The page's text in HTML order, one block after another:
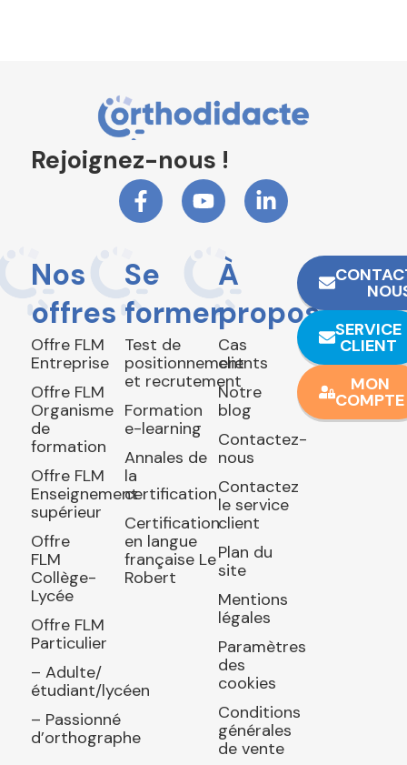
Rejoignez-nous !
Nos
offres
Offre FLM
Entreprise
Offre FLM
Organisme
de
formation
Offre FLM
Enseignement
supérieur
Offre
FLM
Collège-
Lycée
Offre FLM
Particulier
– Adulte/
étudiant/lycéen
– Passionné
d’orthographe
Se
former
Test de
positionnement
et recrutement
Formation
e-learning
Annales de
la
certification
Certification
en langue
française Le
Robert
À
propos
Cas
clients
Notre
blog
Contactez-
nous
Contactez
le service
client
Plan du
site
Mentions
légales
Paramètres
des
cookies
Conditions
générales
de vente
SERVICE
CLIENT
MON
COMPTE